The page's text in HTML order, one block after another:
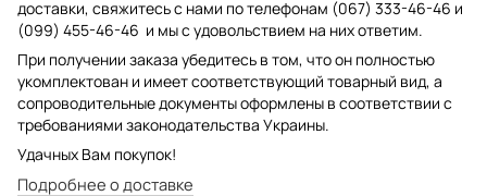
доставки, свяжитесь с нами по телефонам (067) 333-46-46 и
(099) 455-46-46 и мы с удовольствием на них ответим.
При получении заказа убедитесь в том, что он полностью
укомплектован и имеет соответствующий товарный вид, а
сопроводительные документы оформлены в соответствии с
требованиями законодательства Украины.
Удачных Вам покупок!
Подробнее о доставке